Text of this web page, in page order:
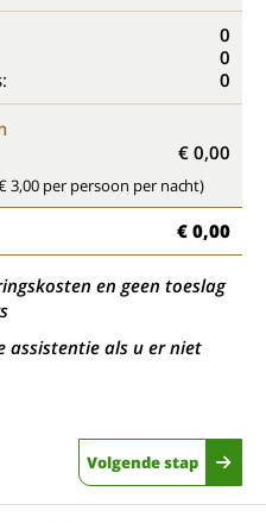
0
0
0
€ 0,00
3,00 per persoon per nacht)
€ 0,00
en geen toeslag
assistentie als u er niet
Volgende stap